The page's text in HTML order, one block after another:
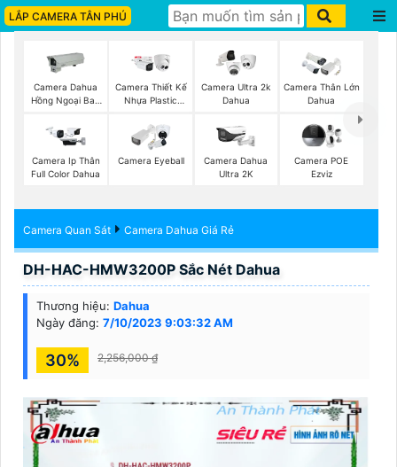
LẮP CAMERA TÂN PHÚ
Camera Dahua
Hồng Ngoại Ban
Camera Thiết Kế
Nhựa Plastic
Camera Ultra 2k
Dahua
Camera Thân Lớn
Dahua
Camera Ip Thân
Full Color Dahua
Camera Eyeball
Camera Dahua
Ultra 2K
Camera POE
Ezviz
Camera Quan Sát Camera Dahua Giá Rẻ
DH-HAC-HMW3200P Sắc Nét Dahua
Thương hiệu: Dahua
Ngày đăng: 7/10/2023 9:03:32 AM
30% 2,256,000 ₫